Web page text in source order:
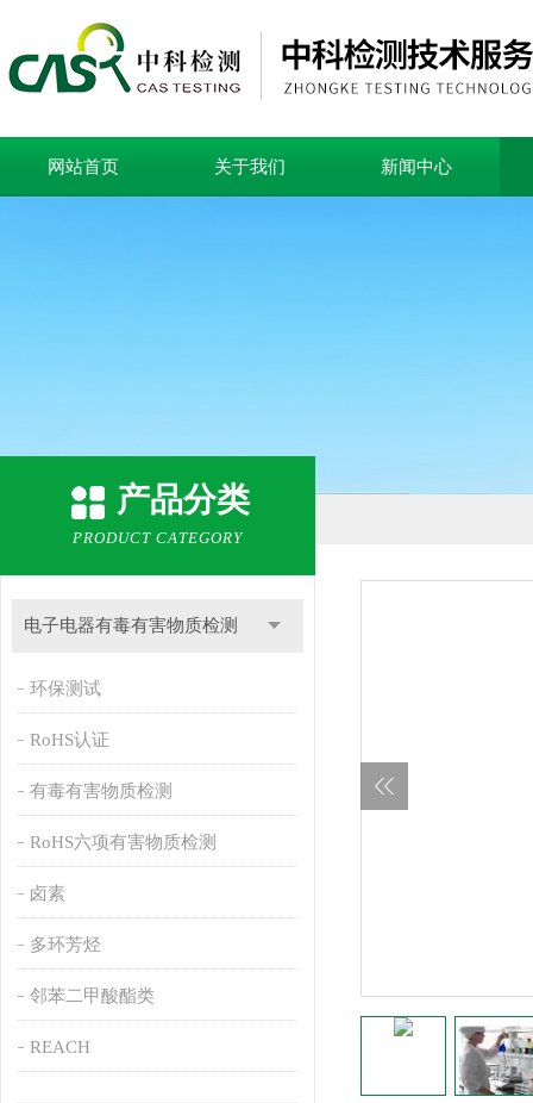
网站首页 关于我们 新闻中心
产品分类
PRODUCT CATEGORY
电子电器有毒有害物质检测
环保测试
RoHS认证
有毒有害物质检测
RoHS六项有害物质检测
卤素
多环芳烃
邻苯二甲酸酯类
REACH